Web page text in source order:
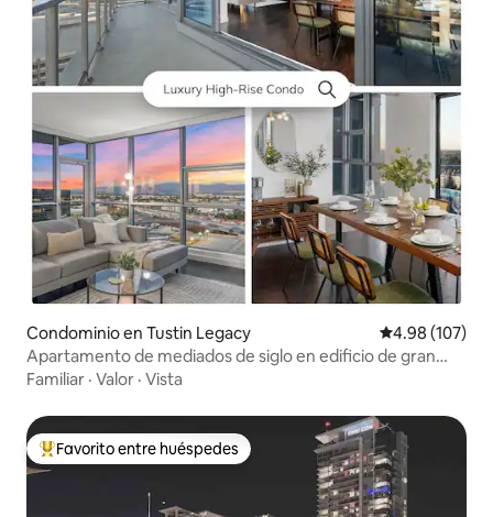
Condominio en Tustin Legacy Calificación
4.98 (107)
Apartamento de mediados de siglo en edificio de gran
altura | Vistas a la ciudad
Familiar · Valor · Vista
De los mejores en Favorito entre huéspedes
Favorito entre huéspedes